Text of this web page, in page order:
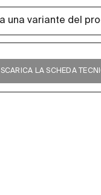
SCARICA LA SCHEDA